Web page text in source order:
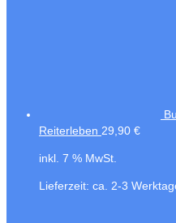
Reiterleben 29,90 €
inkl. 7 % MwSt.
Lieferzeit: ca. 2-3